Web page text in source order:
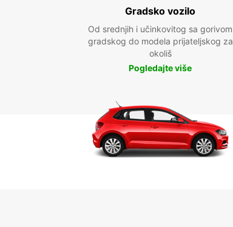
Gradsko vozilo
Od srednjih i učinkovitog sa gorivom
gradskog do modela prijateljskog za
okoliš
Pogledajte više